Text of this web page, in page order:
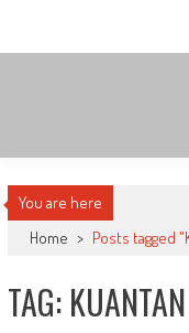
content
You are here
Home > Posts tagged
TAG: